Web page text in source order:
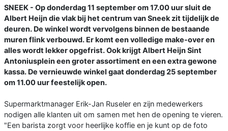
SNEEK - Op donderdag 11 september om 17.00 uur sluit de
Albert Heijn die vlak bij het centrum van Sneek zit tijdelijk de
deuren. De winkel wordt vervolgens binnen de bestaande
muren flink verbouwd. Er komt een volledige make-over en
alles wordt lekker opgefrist. Ook krijgt Albert Heijn Sint
Antoniusplein een groter assortiment en een extra gewone
kassa. De vernieuwde winkel gaat donderdag 25 september
om 11.00 uur feestelijk open.
Supermarktmanager Erik-Jan Ruseler en zijn medewerkers
nodigen alle klanten uit om samen met hen de opening te vieren.
"Een barista zorgt voor heerlijke koffie en je kunt op de foto